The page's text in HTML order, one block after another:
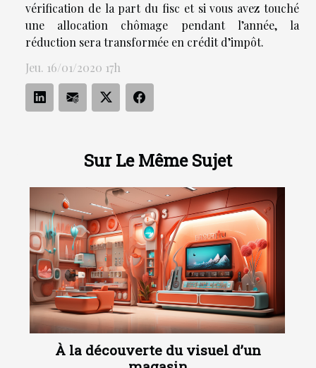
Sur Le Même Sujet
À la découverte du visuel d’un
vérification de la part du fisc et si vous avez touché
une allocation chômage pendant l’année, la
réduction sera transformée en crédit d’impôt.
Jeu. 16/01/2020 17h